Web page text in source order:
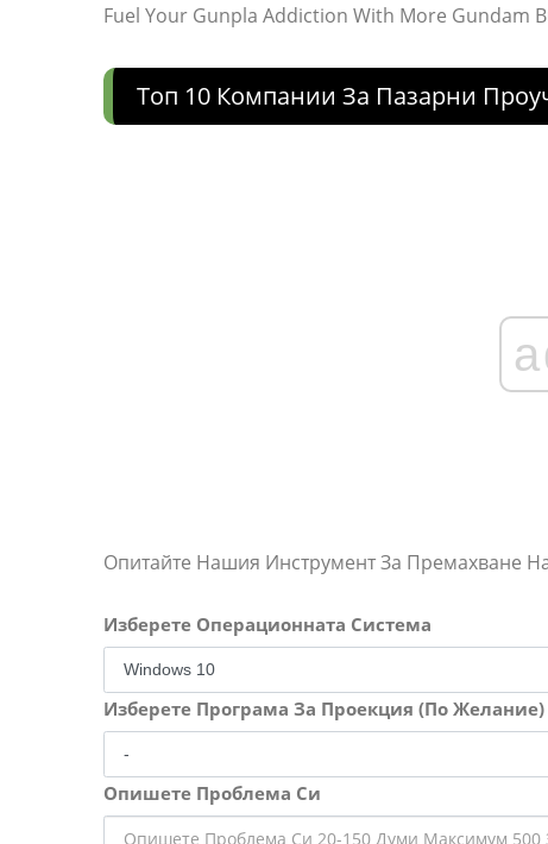
Fuel Your Gunpla Addiction With More Gundam
Топ 10 Компании За Пазарни
Опитайте Нашия Инструмент За Премахване
Изберете Операционната Система
Изберете Програма За Проекция (По Желание)
Опишете Проблема Си